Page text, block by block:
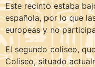
Este recinto estaba
española, por lo que
europeas y no
El segundo coliseo,
Coliseo, situado